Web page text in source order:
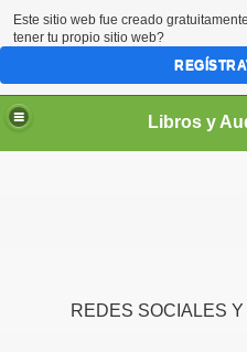
REDES SOCIALES
Este sitio web fue creado
tener tu propio sitio web?